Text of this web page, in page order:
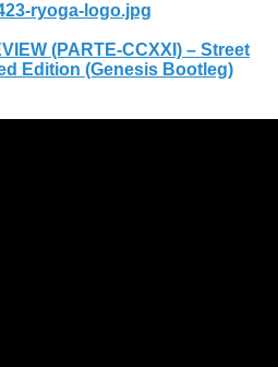
ryoga-logo.jpg
(PARTE-CCXXI) – Street
Edition (Genesis Bootleg)